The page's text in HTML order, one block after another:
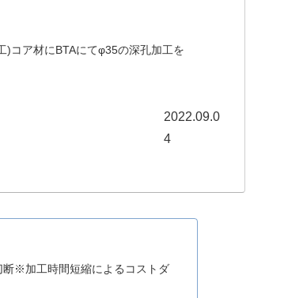
)コア材にBTAにてφ35の深孔加工を
2022.09.0
4
断※加工時間短縮によるコストダ